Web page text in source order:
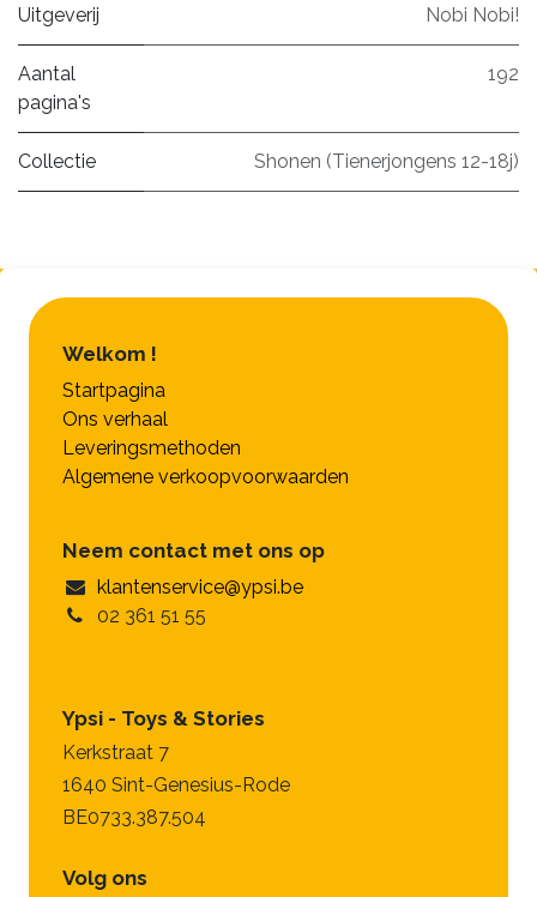
Uitgeverij Nobi Nobi!
Aantal
pagina's
192
Collectie Shonen (Tienerjongens 12-18j)
Welkom !
Startpagina
Ons verhaal
Leveringsmethoden
Algemene verkoopvoorwaarden
Neem contact met ons op
klantenservice@ypsi.be
02 361 51 55
Ypsi - Toys & Stories
Kerkstraat 7
1640 Sint-Genesius-Rode
BE0733.387.504
Volg ons